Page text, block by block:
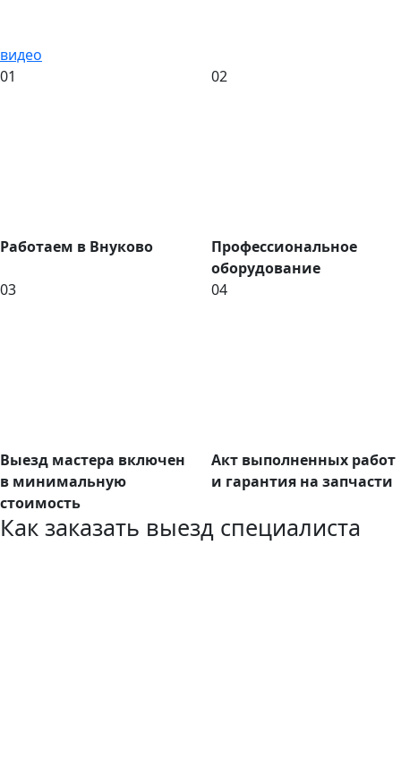
видео
01
Работаем в Внуково
02
Профессиональное
оборудование
03
Выезд мастера включен
в минимальную
стоимость
04
Акт выполненных работ
и гарантия на запчасти
Как заказать выезд специалиста